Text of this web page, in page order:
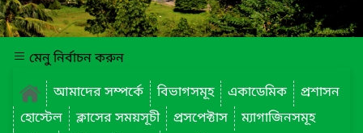
মেনু নির্বাচন করুন
আমাদের সম্পর্কে
বিভাগসমূহ একাডেমিক
প্রশাসন
হোস্টেল
ক্লাসের সময়সূচী প্রসপেক্টাস
ম্যাগাজিনসমূহ